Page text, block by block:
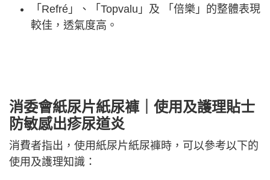
「Refré」、「Topvalu」及 「倍樂」的整體表現
較佳，透氣度高。
消委會紙尿片紙尿褲
使用及護理貼士
防敏感出疹尿道炎
消費者指出，使用紙尿片紙尿褲時，可以參考以下的
使用及護理知識：